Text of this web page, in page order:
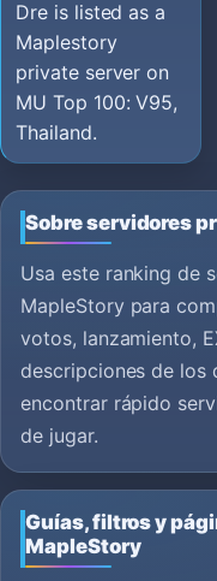
Dre is listed as a
Maplestory
private server on
MU Top 100: V95,
Thailand.
Sobre servidores
Usa este ranking de
MapleStory para
votos, lanzamiento,
descripciones de los
encontrar rápido
de jugar.
Guías, filtros y
MapleStory